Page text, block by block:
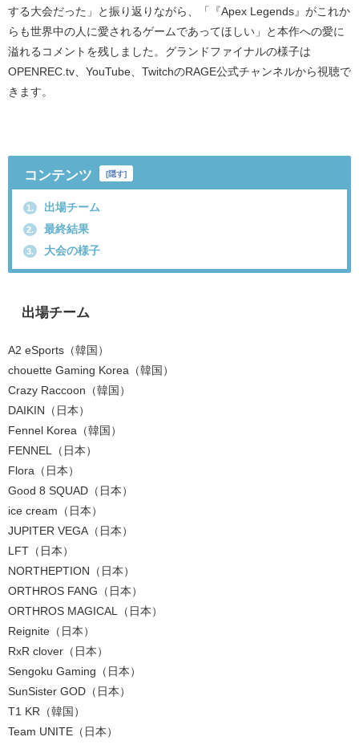
する大会だった」と振り返りながら、「『Apex Legends 』がこれか
らも世界中の人に愛されるゲームであってほしい」と本作への愛に
溢れるコメントを残しました。グランドファイナルの様子は
OPENREC.tv
YouTube TwitchのRAGE公式チャンネルから視聴で
きます。
コンテンツ [隠す]
1. 出場チーム
2. 最終結果
3. 大会の様子
出場チーム
A2 eSports （韓国）
chouette Gaming Korea （韓国）
Crazy Raccoon （韓国）
DAIKIN
（日本）
Fennel Korea （韓国）
FENNEL
（日本）
Flora （日本）
Good 8 SQUAD （日本）
ice cream （日本）
JUPITER VEGA （日本）
LFT （日本）
NORTHEPTION
（日本）
ORTHROS FANG （日本）
ORTHROS MAGICAL
（日本）
Reignite （日本）
RxR clover （日本）
Sengoku Gaming （日本）
SunSister GOD （日本）
T1 KR （韓国）
Team UNITE （日本）